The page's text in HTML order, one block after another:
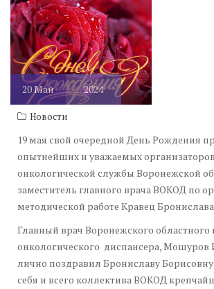
20Май 2024
Новости
19 мая свой очередной День Рождения
опытнейших и уважаемых организаторов
онкологической службы Воронежской
заместитель главного врача ВОКОД по
методической работе Кравец
Главный врач Воронежского областного
онкологического диспансера, Мошуров
лично поздравил Брониславу
себя и всего коллектива ВОКОД